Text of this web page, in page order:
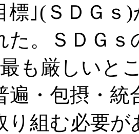
標｣(ＳＤＧｓ
た。ＳＤＧ
も厳しいと
遍・包摂・
り組む必要が